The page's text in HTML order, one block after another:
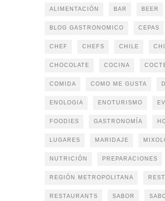
ALIMENTACIÓN BAR BEER
BLOG GASTRONOMICO CEPAS
CHEF CHEFS CHILE
CHOCOLATE COCINA
COMIDA COMO ME GUSTA
ENOLOGIA ENOTURISMO
FOODIES GASTRONOMÍA
LUGARES MARIDAJE
NUTRICIÓN PREPARACIONES
REGIÓN METROPOLITANA
RESTAURANTS SABOR